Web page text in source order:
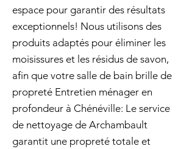
espace pour garantir des résultats
exceptionnels! Nous utilisons des
produits adaptés pour éliminer les
moisissures et les résidus de savon,
afin que votre salle de bain brille de
propreté Entretien ménager en
profondeur à Chénéville: Le service
de nettoyage de Archambault
garantit une propreté totale et